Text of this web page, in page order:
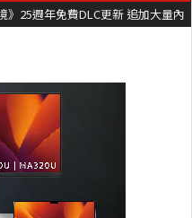
》25週年免費DLC更新 追加大量內